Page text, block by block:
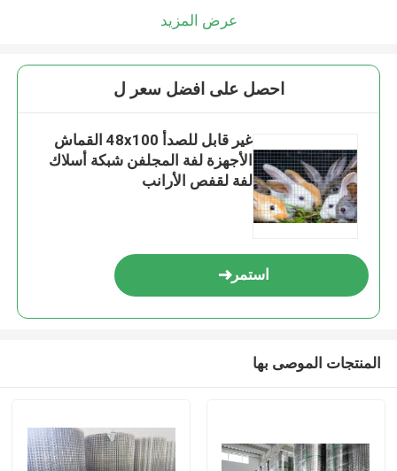
عرض المزيد
احصل على افضل سعر ل
غير قابل للصدأ 48x100 القماش
الأجهزة لفة المجلفن شبكة أسلاك
لفة لقفص الأرانب
استمر
المنتجات الموصى بها